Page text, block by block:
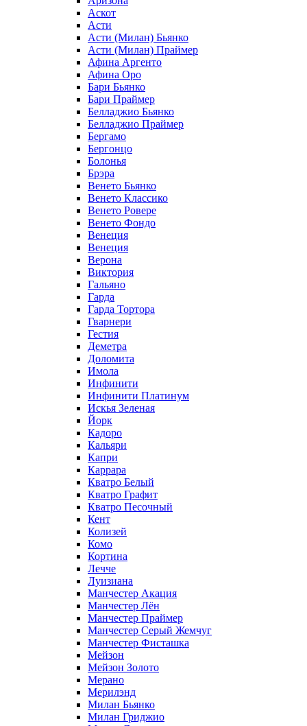
Аскот
Асти
Асти (Милан) Бьянко
Асти (Милан) Праймер
Афина Аргенто
Афина Оро
Бари Бьянко
Бари Праймер
Белладжио Бьянко
Белладжио Праймер
Бергамо
Бергонцо
Болонья
Брэра
Венето Бьянко
Венето Классико
Венето Ровере
Венето Фондо
Венеция
Венеция
Верона
Виктория
Гальяно
Гарда
Гарда Тортора
Гварнери
Гестия
Деметра
Доломита
Имола
Инфинити
Инфинити Платинум
Искья Зеленая
Йорк
Кадоро
Кальяри
Капри
Каррара
Кватро Белый
Кватро Графит
Кватро Песочный
Кент
Колизей
Комо
Кортина
Лечче
Луизиана
Манчестер Акация
Манчестер Лён
Манчестер Праймер
Манчестер Серый Жемчуг
Манчестер Фисташка
Мейзон
Мейзон Золото
Мерано
Мерилэнд
Милан Бьянко
Милан Гриджио